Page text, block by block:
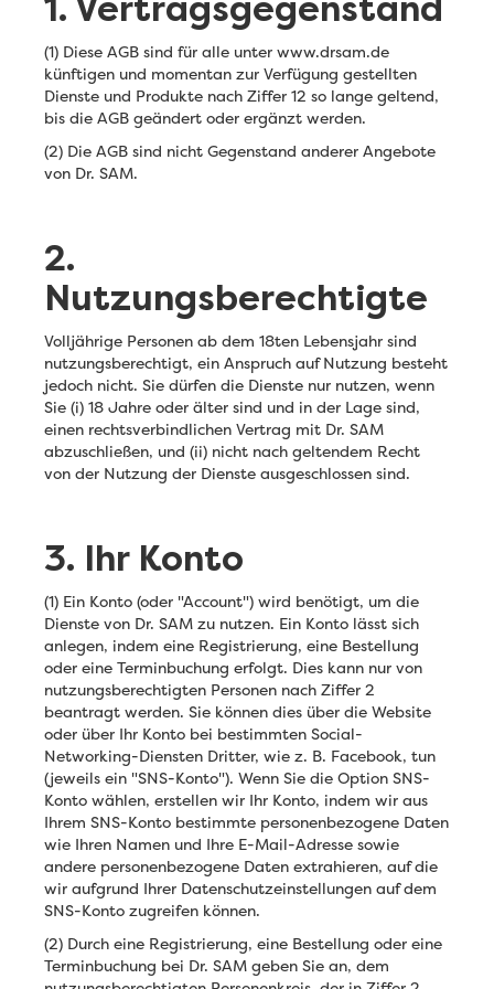
1. Vertragsgegenstand
(1) Diese AGB sind für alle unter www.drsam.de
künftigen und momentan zur Verfügung gestellten
Dienste und Produkte nach Ziffer 12 so lange geltend,
bis die AGB geändert oder ergänzt werden.
(2) Die AGB sind nicht Gegenstand anderer Angebote
von Dr. SAM.
2.
Nutzungsberechtigte
Volljährige Personen ab dem 18ten Lebensjahr sind
nutzungsberechtigt, ein Anspruch auf Nutzung besteht
jedoch nicht. Sie dürfen die Dienste nur nutzen, wenn
Sie (i) 18 Jahre oder älter sind und in der Lage sind,
einen rechtsverbindlichen Vertrag mit Dr. SAM
abzuschließen, und (ii) nicht nach geltendem Recht
von der Nutzung der Dienste ausgeschlossen sind.
3. Ihr Konto
(1) Ein Konto (oder "Account") wird benötigt, um die
Dienste von Dr. SAM zu nutzen. Ein Konto lässt sich
anlegen, indem eine Registrierung, eine Bestellung
oder eine Terminbuchung erfolgt. Dies kann nur von
nutzungsberechtigten Personen nach Ziffer 2
beantragt werden. Sie können dies über die Website
oder über Ihr Konto bei bestimmten Social-
Networking-Diensten Dritter, wie z. B. Facebook, tun
(jeweils ein "SNS-Konto"). Wenn Sie die Option SNS-
Konto wählen, erstellen wir Ihr Konto, indem wir aus
Ihrem SNS-Konto bestimmte personenbezogene Daten
wie Ihren Namen und Ihre E-Mail-Adresse sowie
andere personenbezogene Daten extrahieren, auf die
wir aufgrund Ihrer Datenschutzeinstellungen auf dem
SNS-Konto zugreifen können.
(2) Durch eine Registrierung, eine Bestellung oder eine
Terminbuchung bei Dr. SAM geben Sie an, dem